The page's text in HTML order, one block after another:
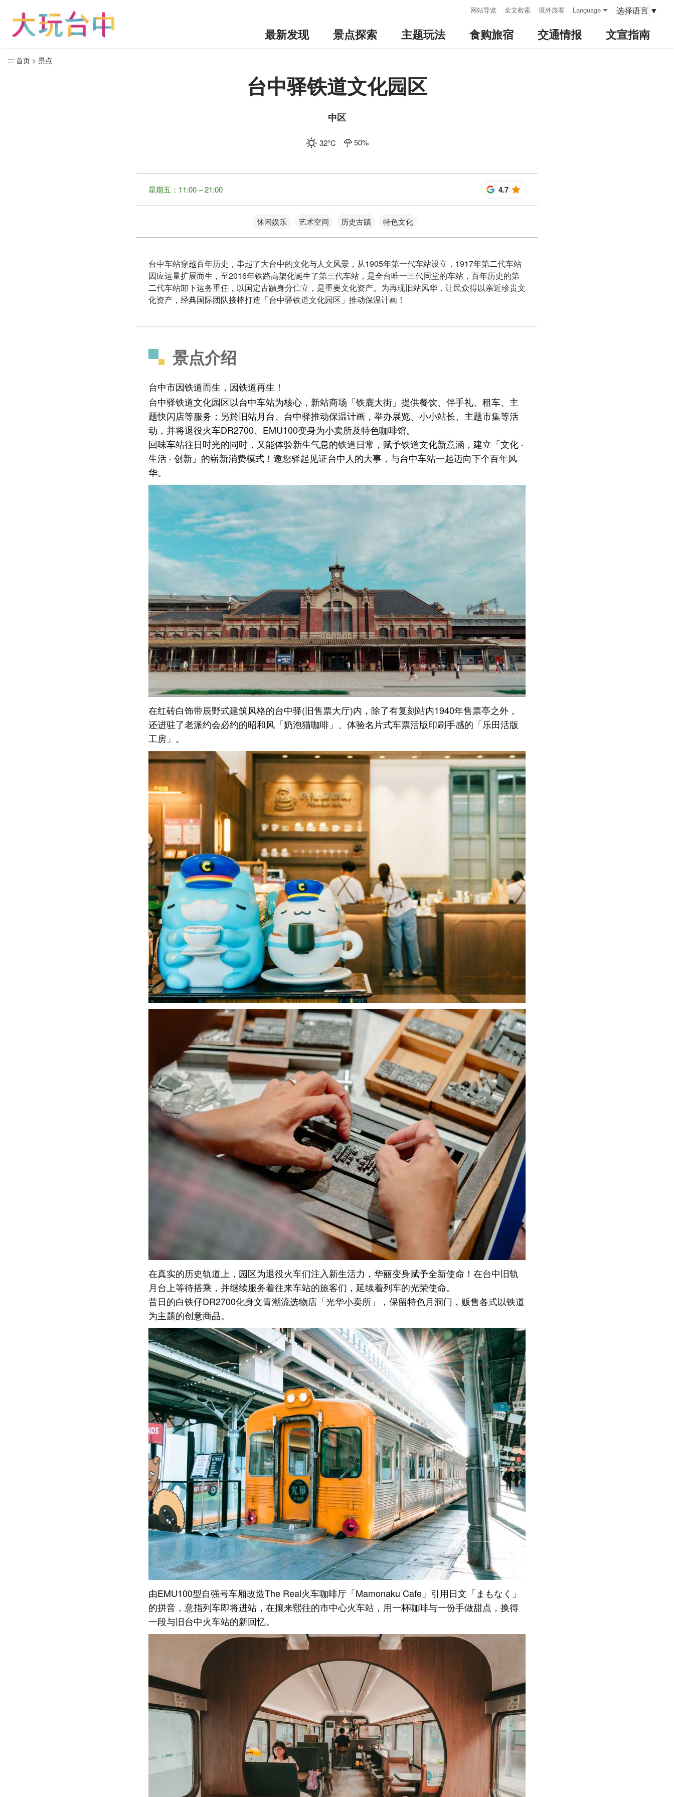
网站导览 全文检索 境外旅客 Language 选择语言 ▼
最新发现 景点探索 主题玩法 食购旅宿 交通情报 文宣指南
::: 首页 景点
台中驿铁道文化园区
中区
32°C 50%
星期五：11:00 – 21:00 4.7 星
休闲娱乐 艺术空间 历史古蹟 特色文化
台中车站穿越百年历史，串起了大台中的文化与人文风景，从1905年第一代车站设立，1917年第二代车站
因应运量扩展而生，至2016年铁路高架化诞生了第三代车站，是全台唯一三代同堂的车站，百年历史的第
二代车站卸下运务重任，以国定古蹟身分伫立，是重要文化资产。为再现旧站风华，让民众得以亲近珍贵文
化资产，经典国际团队接棒打造「台中驿铁道文化园区」推动保温计画！
景点介绍
台中市因铁道而生，因铁道再生！
台中驿铁道文化园区以台中车站为核心，新站商场「铁鹿大街」提供餐饮、伴手礼、租车、主
题快闪店等服务；另於旧站月台、台中驿推动保温计画，举办展览、小小站长、主题市集等活
动，并将退役火车DR2700、EMU100变身为小卖所及特色咖啡馆。
回味车站往日时光的同时，又能体验新生气息的铁道日常，赋予铁道文化新意涵，建立「文化 ‧
生活 ‧ 创新」的崭新消费模式！邀您驿起见证台中人的大事，与台中车站一起迈向下个百年风
华。
在红砖白饰带辰野式建筑风格的台中驿(旧售票大厅)内，除了有复刻站内1940年售票亭之外，
还进驻了老派约会必约的昭和风「奶泡猫咖啡」、体验名片式车票活版印刷手感的「乐田活版
工房」。
在真实的历史轨道上，园区为退役火车们注入新生活力，华丽变身赋予全新使命！在台中旧轨
月台上等待搭乘，并继续服务着往来车站的旅客们，延续着列车的光荣使命。
昔日的白铁仔DR2700化身文青潮流选物店「光华小卖所」，保留特色月洞门，贩售各式以铁道
为主题的创意商品。
由EMU100型自强号车厢改造The Real火车咖啡厅「Mamonaku Cafe」引用日文「まもなく」
的拼音，意指列车即将进站，在攘来熙往的市中心火车站，用一杯咖啡与一份手做甜点，换得
一段与旧台中火车站的新回忆。